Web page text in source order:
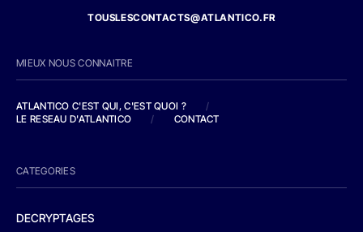
TOUSLESCONTACTS@ATLANTICO.FR
MIEUX NOUS CONNAITRE
ATLANTICO C'EST QUI, C'EST QUOI ?
/
LE RESEAU D'ATLANTICO
/ CONTACT
CATEGORIES
DECRYPTAGES